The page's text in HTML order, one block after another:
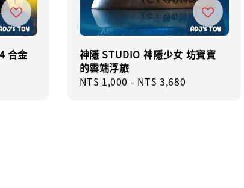
合金
神隱 STUDIO 神隱少女 坊寶寶
的雲端浮旅
Regular
NT$ 1,000 - NT$ 3,680